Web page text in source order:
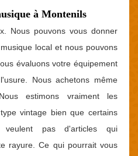
à Montenils
Nous pouvons vous donner
local et nous pouvons
évaluons votre équipement
Nous achetons même
estimons vraiment les
vintage bien que certains
veulent pas d'articles qui
rayure. Ce qui pourrait vous